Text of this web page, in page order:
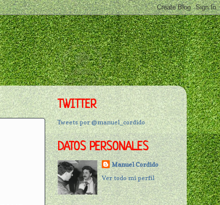
TWITTER
Tweets por @manuel_cordido
DATOS PERSONALES
Manuel Cordido
Ver todo mi perfil